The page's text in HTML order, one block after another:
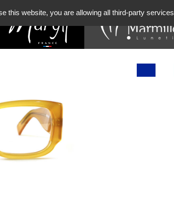
this website, you are allowing all third-party services